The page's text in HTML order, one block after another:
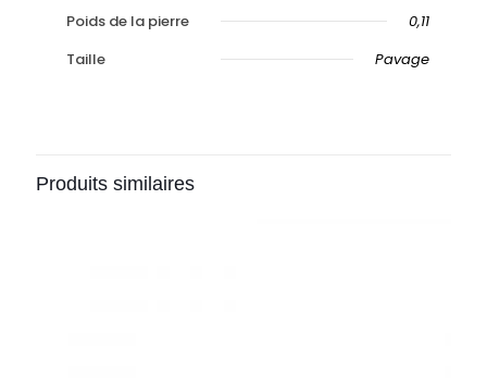
Poids de la pierre
0,11
Taille
Pavage
Produits similaires